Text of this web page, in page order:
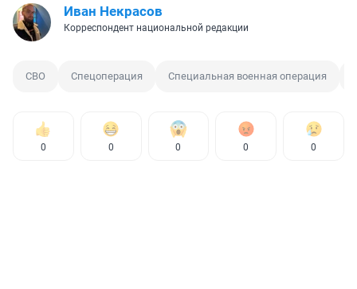
Иван Некрасов
Корреспондент национальной редакции
СВО Спецоперация Специальная военная операция
0 0 0 0 0